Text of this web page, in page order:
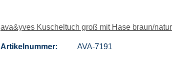
ava&yves Kuscheltuch groß mit Hase braun/natur
Artikelnummer: AVA-7191